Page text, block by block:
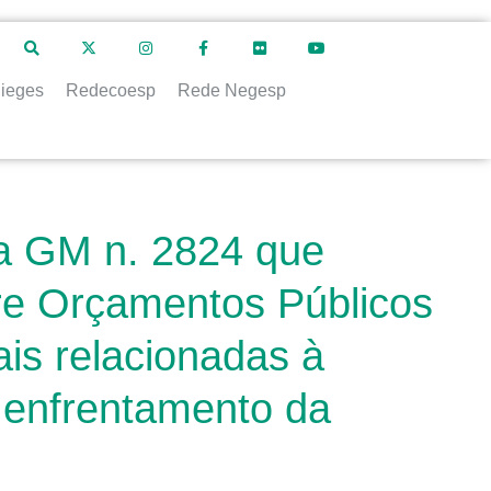
Redecoesp Rede Negesp
GM n. 2824 que
Orçamentos Públicos
relacionadas à
da